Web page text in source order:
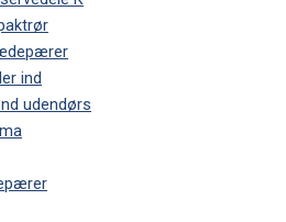
ind
udendørs